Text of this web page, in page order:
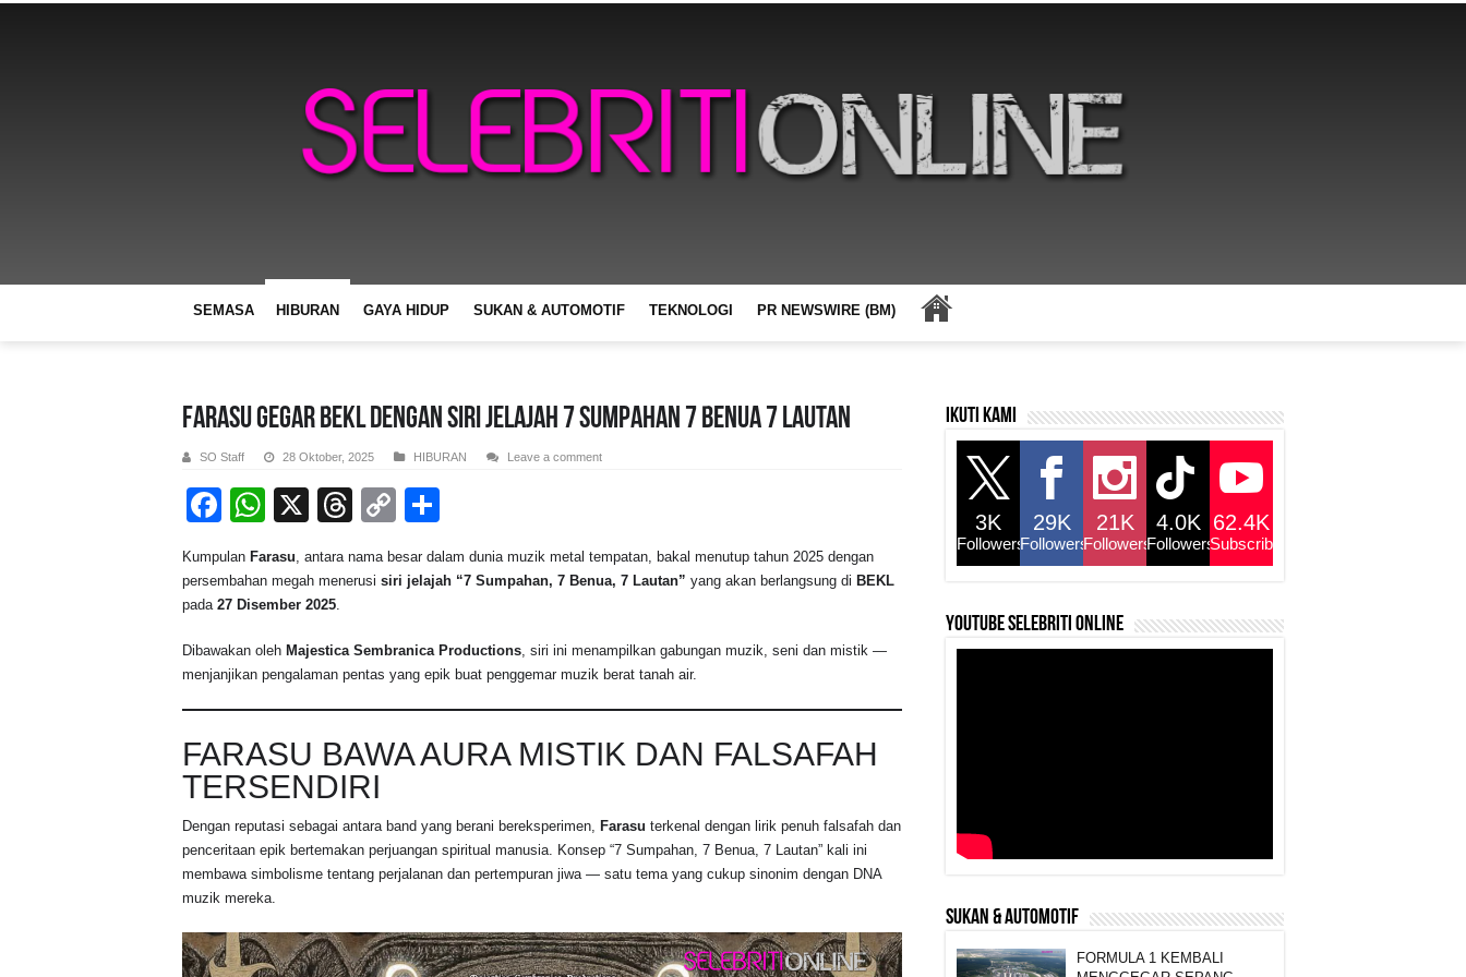
SEMASA HIBURAN GAYA HIDUP SUKAN & AUTOMOTIF TEKNOLOGI PR NEWSWIRE (BM)
FARASU GEGAR BEKL DENGAN SIRI JELAJAH 7 SUMPAHAN 7 BENUA 7 LAUTAN
SO Staff 28 Oktober, 2025 HIBURAN Leave a comment
F
c
e
b
o
o
k
W
at
s
A
p
p
X
T
e
d
s
C
p
Li
n
k
ar
Kumpulan Farasu , antara nama besar dalam dunia muzik metal tempatan, bakal menutup tahun 2025 dengan
persembahan megah menerusi siri jelajah “7 Sumpahan, 7 Benua, 7 Lautan” yang akan berlangsung di BEKL
pada 27 Disember 2025
Dibawakan oleh Majestica Sembranica Productions , siri ini menampilkan gabungan muzik, seni dan mistik —
menjanjikan pengalaman pentas yang epik buat penggemar muzik berat tanah air.
FARASU BAWA AURA MISTIK DAN FALSAFAH
TERSENDIRI
Dengan reputasi sebagai antara band yang berani bereksperimen, Farasu terkenal dengan lirik penuh falsafah dan
penceritaan epik bertemakan perjuangan spiritual manusia. Konsep “7 Sumpahan, 7 Benua, 7 Lautan” kali ini
membawa simbolisme tentang perjalanan dan pertempuran jiwa — satu tema yang cukup sinonim dengan DNA
muzik mereka.
Ikuti kami
3K
Followers
29K
Followers
21K
Followers
4.0K
Followers
62.4K
Subscribers
YouTube selebriti online
SUKAN & AUTOMOTIF
FORMULA 1 KEMBALI